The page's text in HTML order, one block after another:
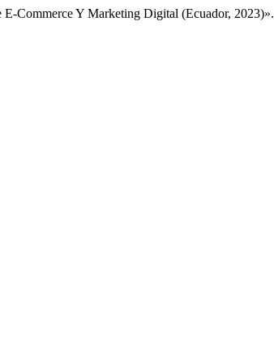
Commerce Y Marketing Digital (Ecuador, 2023)».